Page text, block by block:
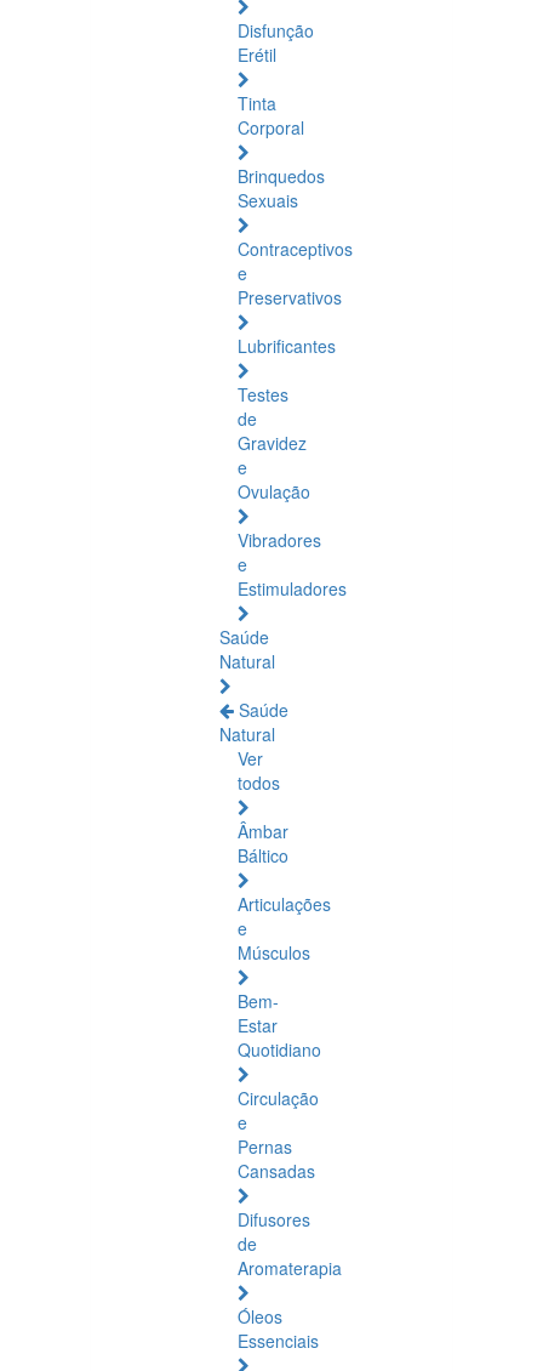
Disfunção
Erétil
Tinta
Corporal
Brinquedos
Sexuais
Contraceptivos
e
Preservativos
Lubrificantes
Testes
de
Gravidez
e
Ovulação
Vibradores
e
Estimuladores
Saúde
Natural
Saúde
Natural
Ver
todos
Âmbar
Báltico
Articulações
e
Músculos
Bem-
Estar
Quotidiano
Circulação
e
Pernas
Cansadas
Difusores
de
Aromaterapia
Óleos
Essenciais